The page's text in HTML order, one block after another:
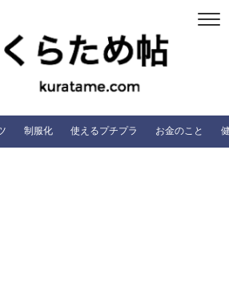
制服化 使えるプチプラ お金のこと